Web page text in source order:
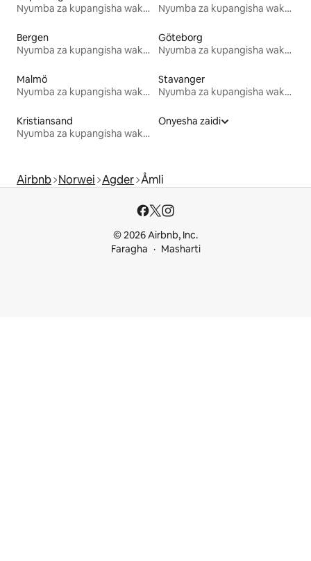
Nyumba za kupangisha wakati wa likizo
Nyumba za kupangisha wakati wa likizo
Bergen
Nyumba za kupangisha wakati wa likizo
Göteborg
Nyumba za kupangisha wakati wa likizo
Malmö
Nyumba za kupangisha wakati wa likizo
Stavanger
Nyumba za kupangisha wakati wa likizo
Kristiansand
Nyumba za kupangisha wakati wa likizo
Onyesha zaidi
Airbnb Norwei Agder Åmli
© 2026 Airbnb, Inc.
Faragha
Masharti